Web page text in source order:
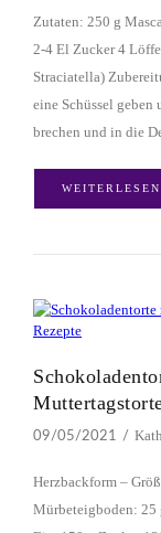
Zutaten: 250 g
2-4 El Zucker 4
Straciatella)
eine Schüssel
brechen und in die
WEITERLESEN
09/05/2021
Herzbackform –
Mürbeteigboden: